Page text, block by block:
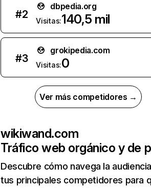
#2
dbpedia.org
Visitas:140,5 mil
#3
grokipedia.com
Visitas:0
Ver más competidores →
wikiwand.com
Tráfico web orgánico y de
Descubre cómo navega la
tus principales competidores para